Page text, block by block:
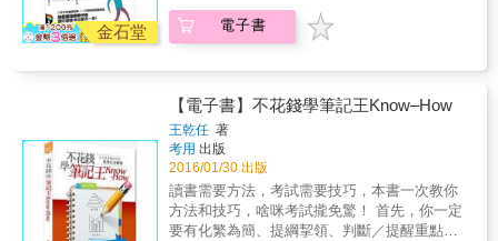
投入前，如何心甘情願、讀書不累、掌握優
勢、無後顧之憂的萬全心理準備。 【中期】 讀
要善用10大招，都能讓你來得及，考得好。
【後期】 獨到的「聽錄音檔快步走記憶法」、
「考古題複習法」以及「考試10祕訣」
&hellip;&hellip;讓你在考試分秒必爭的狀態下，
還能調整作息、強身健體，吃好睡好，兼顧複
習，以最佳狀態安心應考。
讀者作為參考。 這本書是你通過大學甄選入學
的最佳幫手，甚至日後求學或求職，一生受用
張的氣氛，聞不到考場的煙硝味，只有陳美儒
老師無限的鼓勵、深刻的期許與溫暖的祝福，
讓你信心滿滿，迎向勝利！
數的學生找到一個出口？創辦得勝者文教、補
教界升學輔導專家劉駿豪，從❶學習準備、❷
教戰技巧、❸學思歷程-學校教／不教我們的
事，三個面向切入，以他多年輔導學生的豐富
子們找到適合自己的讀書方法，突破各種學習
上的困擾，累積實力從考場勝出！ 內容特色 結
合【升學輔導經驗】與【學長姊讀書經驗】，
以主題群組模式討論分享，引導學生依個人條
件擬定學習計畫，找到適合自己的讀書方法及
策略。 設計課前【一句話】及課後【話重
點】，歸納整理出國高中生在讀書學習上最常
金石堂 電子書
【電子書】不花錢學筆記王Know–How
王乾任 著
考用 出版
2016/01/30 出版
讀書需要方法，考試需要技巧，本書一次教你
方法和技巧，啥咪考試攏免驚！ 首先，你一定
要有化繁為簡、提綱挈領、判斷／提醒重點的